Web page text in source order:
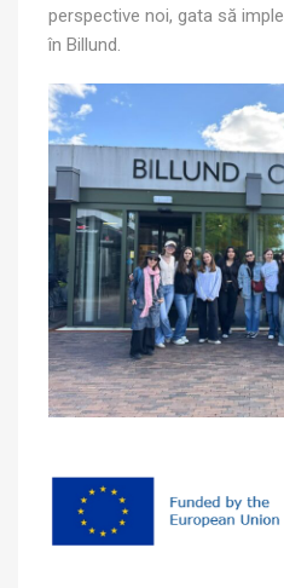
perspective noi, gata să
în Billund.